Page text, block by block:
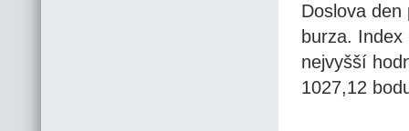
Doslova
burza.
nejvyšší
1027,12